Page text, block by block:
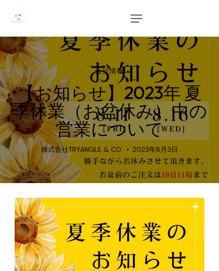
会社情報
【お知らせ】2023年 夏
季休業（お盆休み）中の
営業について
株式会社TRYANGLE & CO. 2023年8月3日